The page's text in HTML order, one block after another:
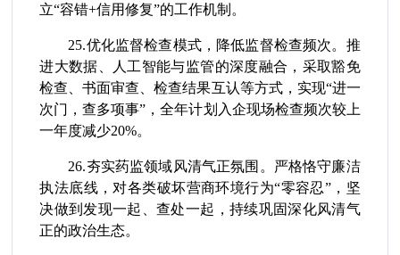
立“容错+信用修复”的工作机制。
25.优化监督检查模式，降低监督检查频次。推
进大数据、人工智能与监管的深度融合，采取豁免
检查、书面审查、检查结果互认等方式，实现“进一
次门，查多项事”，全年计划入企现场检查频次较上
一年度减少20%。
26.夯实药监领域风清气正氛围。严格恪守廉洁
执法底线，对各类破坏营商环境行为“零容忍”，坚
决做到发现一起、查处一起，持续巩固深化风清气
正的政治生态。